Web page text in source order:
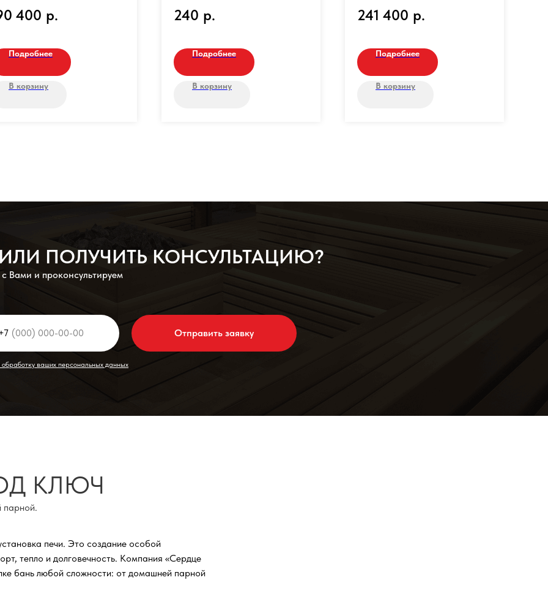
400 р.
Подробнее
В корзину
240 р.
Подробнее
В корзину
241 400 р.
Подробнее
В корзину
Отправить заявку
обработку ваших персональных данных
Вами и проконсультируем
ИЛИ ПОЛУЧИТЬ КОНСУЛЬТАЦИЮ?
КЛЮЧ
парной.
печи. Это создание особой
тепло и долговечность. Компания «Сердце
бань любой сложности: от домашней парной